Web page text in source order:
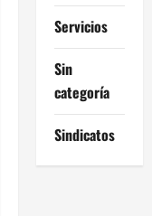
Servicios
Sin
categoría
Sindicatos